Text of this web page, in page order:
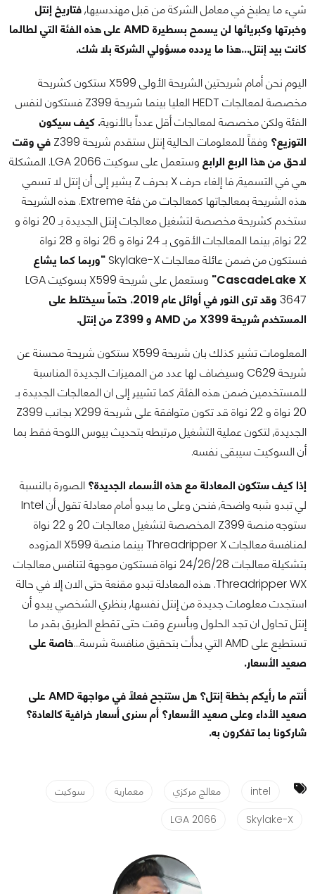
شيء ما يطبخ في معامل الشركة من قبل مهندسيها,فتاريخ إنتل
وخبرتها وكبريائها لن يسمح بسطيرة AMD على هذه الفئة التي لطالما
كانت بيد إنتل...هذا ما يردده مسؤولي الشركة بلا شك.
اليوم نحن أمام شريحتين الشريحة الأولى X599 ستكون كشريحة
مخصصة لمعالجات HEDT العليا بينما شريحة Z399 فستكون لنفس
الفئة ولكن مخصصة لمعالجات أقل عدداً بالأنوية. كيف سيكون
التوزيع؟ وفقاً للمعلومات الحالية إنتل ستقدم شريحة Z399
في وقت
لاحق من هذا الربع الرابع
وستعمل على سوكيت LGA 2066. المشكلة
هي في التسمية, فا إلغاء حرف X بحرف Z يشير إلى أن إنتل لا تسمي
هذه الشريحة بمعالجاتها كمعالجات من فئة Extreme. هذه الشريحة
ستخدم كشريحة مخصصة لتشغيل معالجات إنتل الجديدة بـ 20 نواة و
22 نواة, بينما المعالجات الأقوى بـ 24 نواة و 26 نواة و 28 نواة
فستكون من ضمن عائلة معالجات Skylake-X
"وربما كما يشاع
CascadeLake X"
وستعمل على شريحة X599 بسوكيت LGA
3647 وقد ترى النور في أوائل عام 2019.
حتماً سيختلط على
المستخدم شريحة X399 من AMD و Z399 من إنتل.
المعلومات تشير كذلك بان شريحة X599 ستكون شريحة محسنة عن
شريحة C629 وسيضاف لها عدد من المميزات الجديدة المناسبة
للمستخدمين ضمن هذه الفئة, كما تشيير إلى ان المعالجات الجديدة بـ
20 نواة و 22 نواة قد تكون متوافقة على شريحة X299 بجانب Z399
الجديدة, لتكون عملية التشغيل مرتبطه بتحديث بيوس اللوحة فقط بما
أن السوكيت سيبقى نفسه.
إذا كيف ستكون المعادلة مع هذه الأسماء الجديدة؟ الصورة بالنسبة
لي تبدو شبه واضحة, فنحن وعلى ما يبدو أمام معادلة تقول أن Intel
ستوجه منصة Z399 المخصصة لتشغيل معالجات 20 و 22 نواة
لمنافسة معالجات Threadripper X بينما منصة X599 المزوده
بتشكيلة معالجات 24/26/28 نواة فستكون موجهة لتنافس معالجات
Threadripper WX. هذه المعادلة تبدو مقنعة حتى الان إلا في حالة
استجدت معلومات جديدة من إنتل نفسها, بنظري الشخصي يبدو أن
إنتل تحاول ان تجد الحلول وبأسرع وقت حتى تقطع الطريق بقدر ما
تستطيع على AMD التي بدأت بتحقيق منافسة شرسة...
خاصة على
صعيد الأسعار.
أنتم ما رأيكم بخطة إنتل؟ هل ستنجح فعلاً في مواجهة AMD على
صعيد الأداء وعلى صعيد الأسعار؟ أم سنرى أسعار خرافية كالعادة؟
شاركونا بما تفكرون به.
intel معالج مركزي معمارية
سوكيت
Skylake-X
LGA 2066